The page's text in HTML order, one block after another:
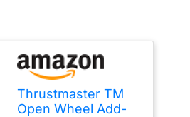
Thrustmaster TM
Open Wheel Add-